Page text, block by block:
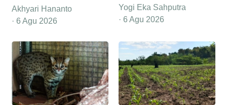
Akhyari Hananto
6 Agu 2026
Yogi Eka Sahputra
6 Agu 2026